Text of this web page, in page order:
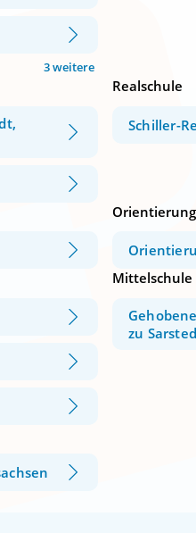
3 weitere
Realschule
Schiller-
Mittelschule
zu